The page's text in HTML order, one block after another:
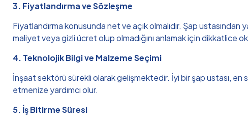
3. Fiyatlandırma ve Sözleşme
Fiyatlandırma konusunda net ve açık olmalıdır. Şap
maliyet veya gizli ücret olup olmadığını anlamak için dikkatlice
4. Teknolojik Bilgi ve Malzeme Seçimi
İnşaat sektörü sürekli olarak gelişmektedir. İyi bir şap ustası,
etmenize yardımcı olur.
5. İş Bitirme Süresi